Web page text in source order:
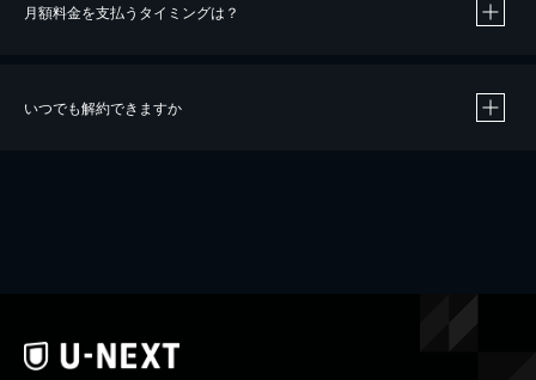
※40％ポイント還元の対象は、クレジットカード決済による作品の購入 / レンタルです。
iOSアプリのUコイン決済による作品の購入 / レンタルは、20％のポイント還元です。
月額料金を支払うタイミングは？
いつでも解約できますか